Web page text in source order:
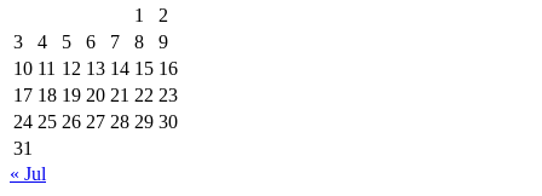
1
2
3
4 5 6 7 8
9
10 11 12 13 14 15 16
17 18 19 20 21 22 23
24 25 26 27 28 29 30
31
« Jul